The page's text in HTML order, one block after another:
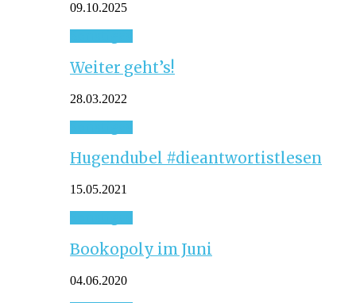
09.10.2025
Weiter geht’s!
28.03.2022
Hugendubel #dieantwortistlesen
15.05.2021
Bookopoly im Juni
04.06.2020